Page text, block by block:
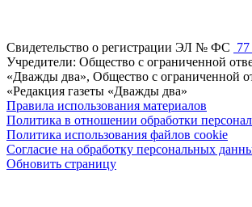
Свидетельство о регистрации ЭЛ № ФС
Учредители: Общество с ограниченной
«Дважды два», Общество с ограниченной
«Редакция газеты «Дважды два»
Правила использования материалов
Политика в отношении обработки
Политика использования файлов cookie
Согласие на обработку персональных
Обновить страницу